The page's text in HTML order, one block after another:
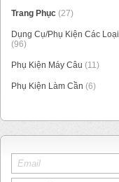
Trang Phục (27)
Dụng Cụ/Phụ Kiện Các Loại
(96)
Phụ Kiện Máy Câu (11)
Phụ Kiện Làm Cần (6)